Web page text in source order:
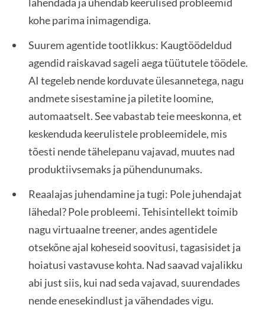
kohe parima inimagendiga.
Suurem agentide tootlikkus: Kaugtöödeldud
agendid raiskavad sageli aega tüütutele töödele.
AI tegeleb nende korduvate ülesannetega, nagu
andmete sisestamine ja piletite loomine,
automaatselt. See vabastab teie meeskonna, et
keskenduda keerulistele probleemidele, mis
tõesti nende tähelepanu vajavad, muutes nad
produktiivsemaks ja pühendunumaks.
Reaalajas juhendamine ja tugi: Pole juhendajat
lähedal? Pole probleemi. Tehisintellekt toimib
nagu virtuaalne treener, andes agentidele
otsekõne ajal koheseid soovitusi, tagasisidet ja
hoiatusi vastavuse kohta. Nad saavad vajalikku
abi just siis, kui nad seda vajavad, suurendades
nende enesekindlust ja vähendades vigu.